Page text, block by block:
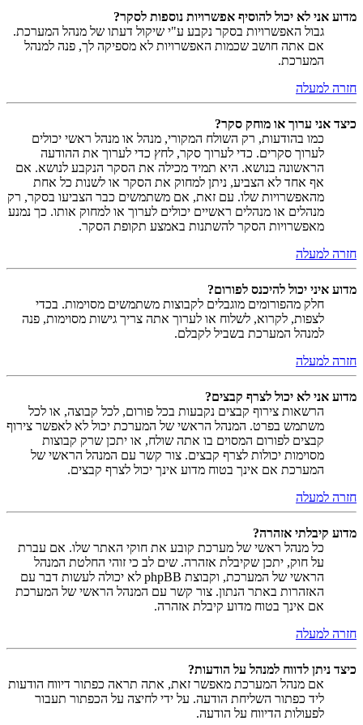
מדוע אני לא יכול להוסיף אפשרויות נוספות לסקר?
גבול האפשרויות בסקר נקבע ע"י שיקול דעתו של מנהל המערכת.
אם אתה חושב שכמות האפשרויות לא מספיקה לך, פנה למנהל
המערכת.
חזרה למעלה
כיצד אני ערוך או מוחק סקר?
כמו בהודעות, רק השולח המקורי, מנהל או מנהל ראשי יכולים
לערוך סקרים. כדי לערוך סקר, לחץ כדי לערוך את ההודעה
הראשונה בנושא. היא תמיד מכילה את הסקר הנקבע לנושא. אם
אף אחד לא הצביע, ניתן למחוק את הסקר או לשנות כל אחת
מהאפשרויות שלו. עם זאת, אם משתמשים כבר הצביעו בסקר, רק
מנהלים או מנהלים ראשיים יכולים לערוך או למחוק אותו. כך נמנע
מאפשרויות הסקר להשתנות באמצע תקופת הסקר.
חזרה למעלה
מדוע איני יכול להיכנס לפורום?
חלק מהפורומים מוגבלים לקבוצות משתמשים מסוימות. בכדי
לצפות, לקרוא, לשלוח או לערוך אתה צריך גישות מסוימות, פנה
למנהל המערכת בשביל לקבלם.
חזרה למעלה
מדוע אני לא יכול לצרף קבצים?
הרשאות צירוף קבצים נקבעות בכל פורום, לכל קבוצה, או לכל
משתמש בפרט. המנהל הראשי של המערכת יכול לא לאפשר צירוף
קבצים לפורום המסוים בו אתה שולח, או יתכן שרק קבוצות
מסוימות יכולות לצרף קבצים. צור קשר עם המנהל הראשי של
המערכת אם אינך בטוח מדוע אינך יכול לצרף קבצים.
חזרה למעלה
מדוע קיבלתי אזהרה?
כל מנהל ראשי של מערכת קובע את חוקי האתר שלו. אם עברת
על חוק, יתכן שקיבלת אזהרה. שים לב כי זוהי החלטת המנהל
הראשי של המערכת, וקבוצת phpBB לא יכולה לעשות דבר עם
האזהרות באתר הנתון. צור קשר עם המנהל הראשי של המערכת
אם אינך בטוח מדוע קיבלת אזהרה.
חזרה למעלה
כיצד ניתן לדווח למנהל על הודעות?
אם מנהל המערכת מאפשר זאת, אתה תראה כפתור דיווח הודעות
ליד כפתור השליחת הודעה. על ידי לחיצה על הכפתור תעבור
לפעולות הדיווח על הודעה.